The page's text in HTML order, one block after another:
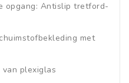
opgang: Antislip tretford-
met
van plexiglas